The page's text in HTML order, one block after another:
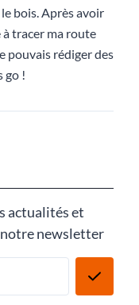
bois. Après avoir
tracer ma route
pouvais rédiger des
go !
actualités et
notre newsletter